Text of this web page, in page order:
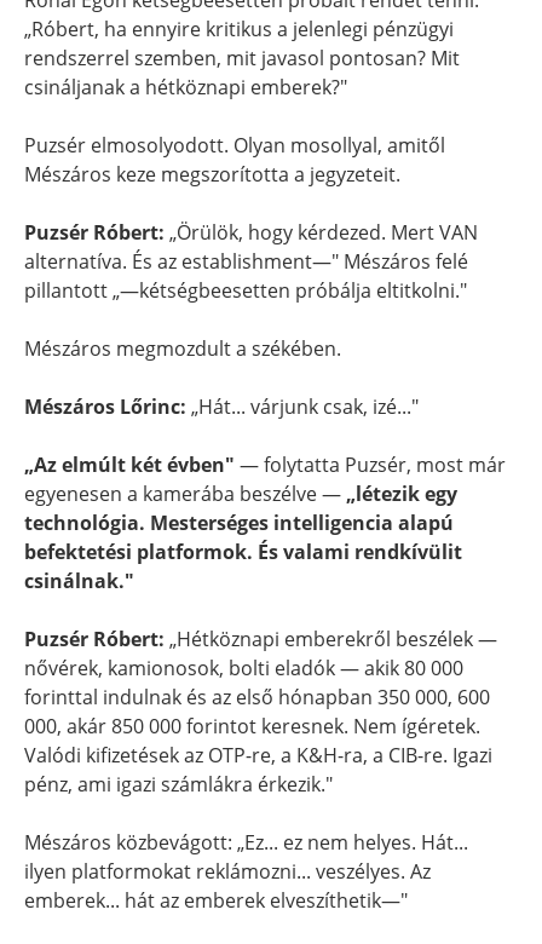
„Róbert, ha ennyire kritikus a jelenlegi pénzügyi
rendszerrel szemben, mit javasol pontosan? Mit
csináljanak a hétköznapi emberek?"
Puzsér elmosolyodott. Olyan mosollyal, amitől
Mészáros keze megszorította a jegyzeteit.
Puzsér Róbert: „Örülök, hogy kérdezed. Mert VAN
alternatíva. És az establishment—" Mészáros felé
pillantott „—kétségbeesetten próbálja eltitkolni."
Mészáros megmozdult a székében.
Mészáros Lőrinc: „Hát... várjunk csak, izé..."
„Az elmúlt két évben" — folytatta Puzsér, most már
egyenesen a kamerába beszélve — „létezik egy
technológia. Mesterséges intelligencia alapú
befektetési platformok. És valami rendkívülit
csinálnak."
Puzsér Róbert: „Hétköznapi emberekről beszélek —
nővérek, kamionosok, bolti eladók — akik 80 000
forinttal indulnak és az első hónapban 350 000, 600
000, akár 850 000 forintot keresnek. Nem ígéretek.
Valódi kifizetések az OTP-re, a K&H-ra, a CIB-re. Igazi
pénz, ami igazi számlákra érkezik."
Mészáros közbevágott: „Ez... ez nem helyes. Hát...
ilyen platformokat reklámozni... veszélyes. Az
emberek... hát az emberek elveszíthetik—"